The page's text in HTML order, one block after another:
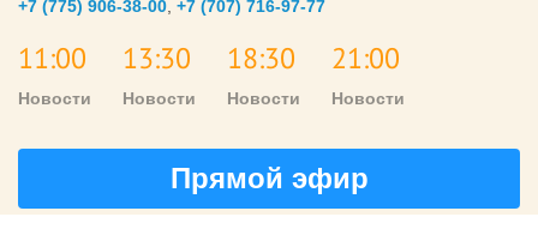
+7 (775) 906-38-00 +7 (707) 716-97-77
11:00
Новости
13:30
Новости
18:30
Новости
21:00
Новости
Прямой эфир